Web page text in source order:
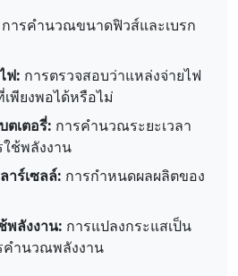
การคำนวณขนาดฟิวส์และเบรก
ฟ: การตรวจสอบว่าแหล่งจ่ายไฟ
พียงพอได้หรือไม่
เตอรี่: การคำนวณระยะเวลา
ช้พลังงาน
าร์เซลล์: การกำหนดผลผลิตของ
พลังงาน: การแปลงกระแสเป็น
คำนวณพลังงาน